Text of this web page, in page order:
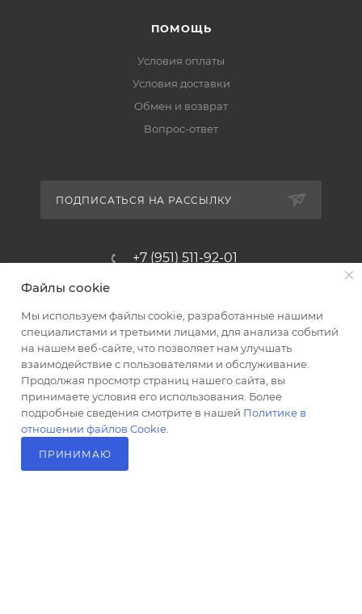
ПОМОЩЬ
Условия оплаты
Условия доставки
Обмен и возврат
Вопрос-ответ
ПОДПИСАТЬСЯ НА РАССЫЛКУ
+7 (951) 511-92-01
Магазин-склад ТЦ "Альтус"
Ростовская обл, Аксайский р-н,
пос. Янтарный, Малое Зеленое
Кольцо, 3, ТЦ "Альтус" 1 этаж
Показать на карте
Файлы cookie
Мы используем файлы cookie, разработанные нашими
специалистами и третьими лицами, для анализа событий
на нашем веб-сайте, что позволяет нам улучшать
взаимодействие с пользователями и обслуживание.
Продолжая просмотр страниц нашего сайта, вы
принимаете условия его использования. Более
подробные сведения смотрите в нашей Политике в
отношении файлов Cookie
ПРИНИМАЮ